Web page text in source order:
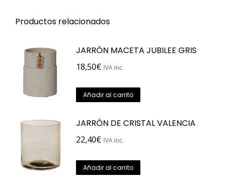
Productos relacionados
JARRÓN MACETA JUBILEE GRIS
18,50€ IVA inc.
Añadir al carrito
JARRÓN DE CRISTAL VALENCIA
22,40€ IVA inc.
Añadir al carrito